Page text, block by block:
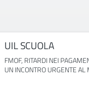
UIL SCUOLA
FMOF, RITARDI NEI
UN INCONTRO URGENTE AL